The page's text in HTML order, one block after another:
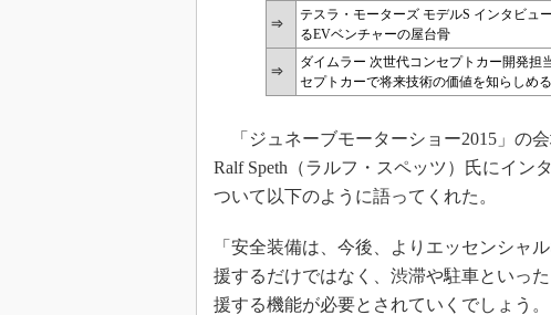
⇒
テスラ・モーターズ モデルS インタビュ
るEVベンチャーの屋台骨
⇒
ダイムラー 次世代コンセプトカー開発担
セプトカーで将来技術の価値を知らしめる
「ジュネーブモーターショー2015」の
Ralf Speth（ラルフ・スペッツ）氏にイン
ついて以下のように語ってくれた。
「安全装備は、今後、よりエッセンシャ
援するだけではなく、渋滞や駐車といっ
援する機能が必要とされていくでしょう